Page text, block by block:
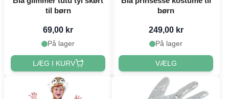
til børn
69,00 kr
På lager
LÆG I KURV
børn
249,00 kr
På lager
VÆLG